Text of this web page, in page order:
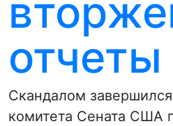
Скандалом
комитета Сената США